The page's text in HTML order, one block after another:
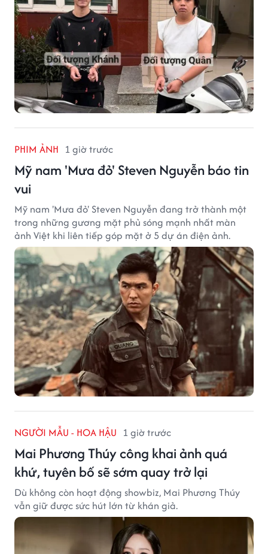
PHIM ẢNH 1 giờ trước
Mỹ nam 'Mưa đỏ' Steven Nguyễn báo tin
vui
Mỹ nam 'Mưa đỏ' Steven Nguyễn đang trở thành một
trong những gương mặt phủ sóng mạnh nhất màn
ảnh Việt khi liên tiếp góp mặt ở 5 dự án điện ảnh.
NGƯỜI MẪU - HOA HẬU 1 giờ trước
Mai Phương Thúy công khai ảnh quá
khứ, tuyên bố sẽ sớm quay trở lại
Dù không còn hoạt động showbiz, Mai Phương Thúy
vẫn giữ được sức hút lớn từ khán giả.